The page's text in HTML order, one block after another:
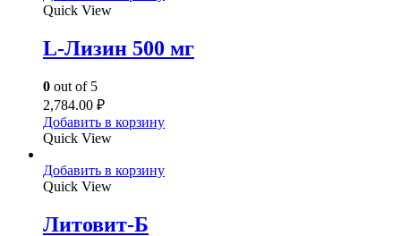
Quick View
L-Лизин 500 мг
0 out of 5
2,784.00 ₽
Добавить в корзину
Quick View
Добавить в корзину
Quick View
Литовит-Б